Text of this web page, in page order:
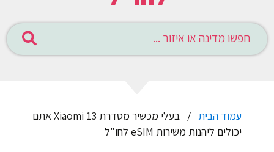
עמוד הבית
בעלי מכשיר מסדרת Xiaomi 13 אתם
יכולים ליהנות משירות eSIM לחו"ל